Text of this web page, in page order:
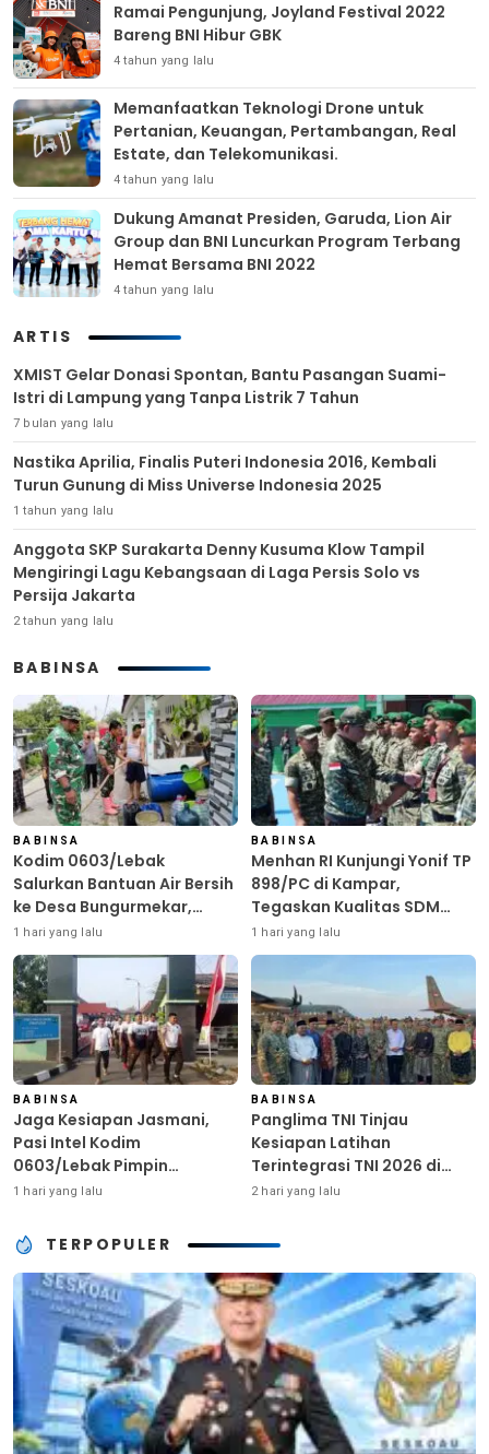
Ramai Pengunjung, Joyland Festival 2022
Bareng BNI Hibur GBK
4 tahun yang lalu
Memanfaatkan Teknologi Drone untuk
Pertanian, Keuangan, Pertambangan, Real
Estate, dan Telekomunikasi.
4 tahun yang lalu
Dukung Amanat Presiden, Garuda, Lion Air
Group dan BNI Luncurkan Program Terbang
Hemat Bersama BNI 2022
4 tahun yang lalu
ARTIS
XMIST Gelar Donasi Spontan, Bantu Pasangan Suami-
Istri di Lampung yang Tanpa Listrik 7 Tahun
7 bulan yang lalu
Nastika Aprilia, Finalis Puteri Indonesia 2016, Kembali
Turun Gunung di Miss Universe Indonesia 2025
1 tahun yang lalu
Anggota SKP Surakarta Denny Kusuma Klow Tampil
Mengiringi Lagu Kebangsaan di Laga Persis Solo vs
Persija Jakarta
2 tahun yang lalu
BABINSA
BABINSA
Kodim 0603/Lebak
Salurkan Bantuan Air Bersih
ke Desa Bungurmekar,
Ringankan Beban Warga
Terdampak Kemarau
1 hari yang lalu
BABINSA
Menhan RI Kunjungi Yonif TP
898/PC di Kampar,
Tegaskan Kualitas SDM
Kunci Kekuatan TNI
1 hari yang lalu
BABINSA
Jaga Kesiapan Jasmani,
Pasi Intel Kodim
0603/Lebak Pimpin
Pembinaan Fisik Rutin
1 hari yang lalu
BABINSA
Panglima TNI Tinjau
Kesiapan Latihan
Terintegrasi TNI 2026 di
Dabo Singkep
2 hari yang lalu
TERPOPULER